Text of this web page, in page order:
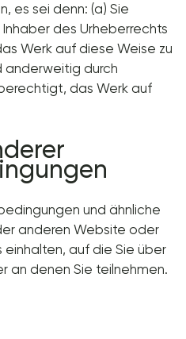
es sei denn: (a) Sie
des Urheberrechts
Werk auf diese Weise zu
anderweitig durch
das Werk auf
und ähnliche
anderen Website oder
auf die Sie über
an denen Sie teilnehmen.